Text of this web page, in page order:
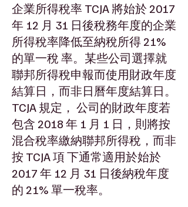
企業所得稅率 TCJA 將始於 2017
年 12 月 31 日後稅務年度的企業
所得稅率降低至納稅所得 21%
的單一稅 率。某些公司選擇就
聯邦所得稅申報而使用財政年度
結算日，而非日曆年度結算日。
TCJA 規定， 公司的財政年度若
包含 2018 年 1 月 1 日，則將按
混合稅率繳納聯邦所得稅，而非
按 TCJA 項 下通常適用於始於
2017 年 12 月 31 日後納稅年度
的 21% 單一稅率。